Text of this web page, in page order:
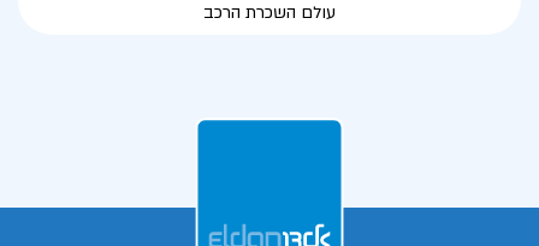
עולם השכרת הרכב